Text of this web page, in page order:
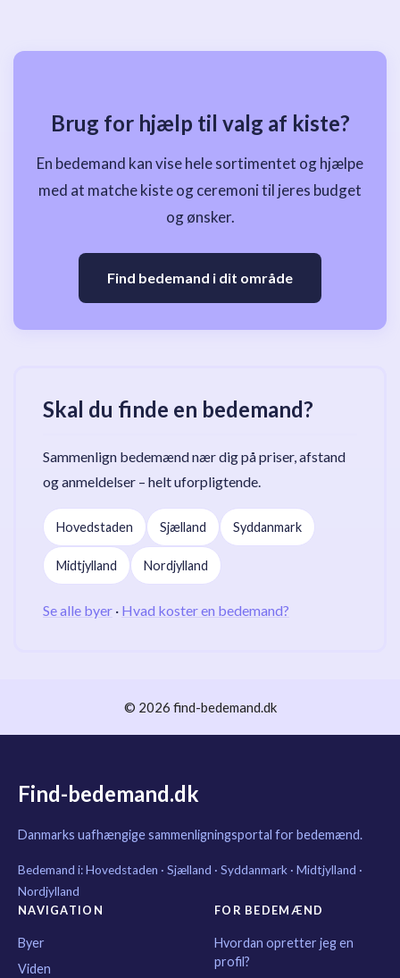
Brug for hjælp til valg af kiste?
En bedemand kan vise hele sortimentet og hjælpe
med at matche kiste og ceremoni til jeres budget
og ønsker.
Find bedemand i dit område
Skal du finde en bedemand?
Sammenlign bedemænd nær dig på priser, afstand
og anmeldelser – helt uforpligtende.
Hovedstaden Sjælland Syddanmark
Midtjylland Nordjylland
Se alle byer · Hvad koster en bedemand?
© 2026 find-bedemand.dk
Find-bedemand.dk
Danmarks uafhængige sammenligningsportal for bedemænd.
Bedemand i:Hovedstaden · Sjælland · Syddanmark · Midtjylland ·
Nordjylland
NAVIGATION
Byer
Viden
FOR BEDEMÆND
Hvordan opretter jeg en
profil?